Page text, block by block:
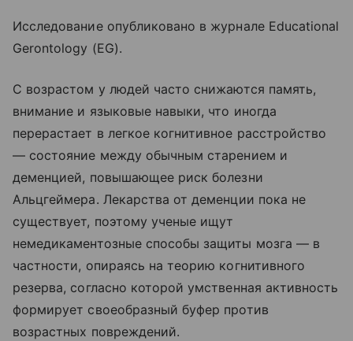
Исследование опубликовано в журнале Educational
Gerontology (EG).
С возрастом у людей часто снижаются память,
внимание и языковые навыки, что иногда
перерастает в легкое когнитивное расстройство
— состояние между обычным старением и
деменцией, повышающее риск болезни
Альцгеймера. Лекарства от деменции пока не
существует, поэтому ученые ищут
немедикаментозные способы защиты мозга — в
частности, опираясь на теорию когнитивного
резерва, согласно которой умственная активность
формирует своеобразный буфер против
возрастных повреждений.